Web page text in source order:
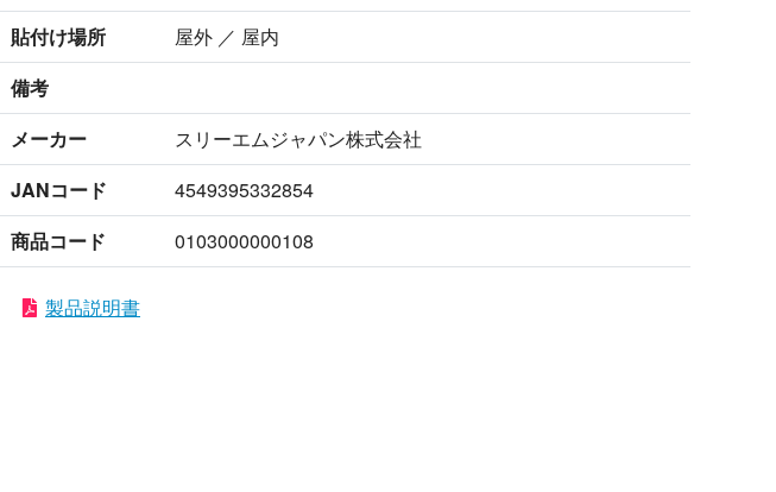
貼付け場所
屋外 ／ 屋内
備考
メーカー
スリーエムジャパン株式会社
JANコード
4549395332854
商品コード
0103000000108
製品説明書